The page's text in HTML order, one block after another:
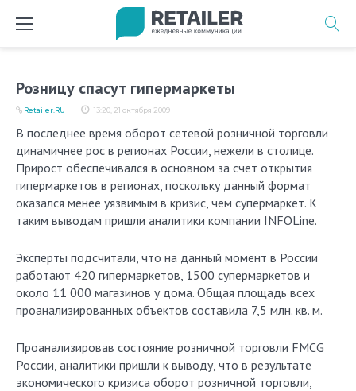
Розницу спасут гипермаркеты
13:20, 21 октября 2009
Retailer.RU
В последнее время оборот сетевой розничной торговли
динамичнее рос в регионах России, нежели в столице.
Прирост обеспечивался в основном за счет открытия
гипермаркетов в регионах, поскольку данный формат
оказался менее уязвимым в кризис, чем супермаркет. К
таким выводам пришли аналитики компании INFOLine.
Эксперты подсчитали, что на данный момент в России
работают 420 гипермаркетов, 1500 супермаркетов и
около 11 000 магазинов у дома. Общая площадь всех
проанализированных объектов составила 7,5 млн. кв. м.
Проанализировав состояние розничной торговли FMCG
России, аналитики пришли к выводу, что в результате
экономического кризиса оборот розничной торговли,